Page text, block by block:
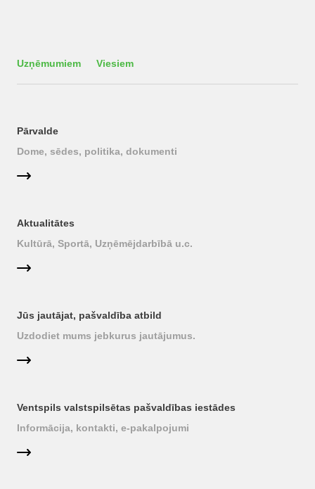
Uzņēmumiem Viesiem
Pārvalde
Dome, sēdes, politika, dokumenti
Aktualitātes
Kultūrā, Sportā, Uzņēmējdarbībā u.c.
Jūs jautājat, pašvaldība atbild
Uzdodiet mums jebkurus jautājumus.
Ventspils valstspilsētas pašvaldības iestādes
Informācija, kontakti, e-pakalpojumi